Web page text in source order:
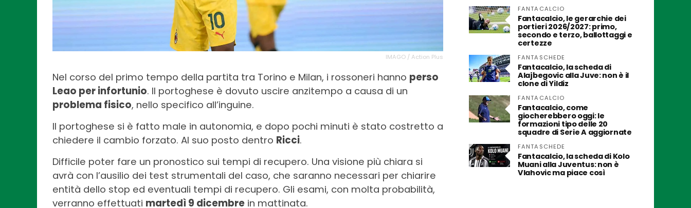
IMAGO / Action Plus
Nel corso del primo tempo della partita tra Torino e Milan, i rossoneri hanno perso
Leao per infortunio. Il portoghese è dovuto uscire anzitempo a causa di un
problema fisico, nello specifico all’inguine.
Il portoghese si è fatto male in autonomia, e dopo pochi minuti è stato costretto a
chiedere il cambio forzato. Al suo posto dentro Ricci.
Difficile poter fare un pronostico sui tempi di recupero. Una visione più chiara si
avrà con l’ausilio dei test strumentali del caso, che saranno necessari per chiarire
entità dello stop ed eventuali tempi di recupero. Gli esami, con molta probabilità,
verranno effettuati martedì 9 dicembre in mattinata.
FANTACALCIO
Fantacalcio, le gerarchie dei
portieri 2026/2027: primo,
secondo e terzo, ballottaggi e
certezze
FANTASCHEDE
Fantacalcio, la scheda di
Alajbegovic alla Juve: non è il
clone di Yildiz
FANTACALCIO
Fantacalcio, come
giocherebbero oggi: le
formazioni tipo delle 20
squadre di Serie A aggiornate
FANTASCHEDE
Fantacalcio, la scheda di Kolo
Muani alla Juventus: non è
Vlahovic ma piace così